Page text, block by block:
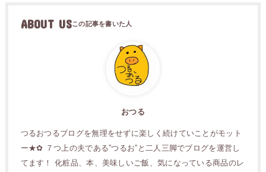
ABOUT US
おつる
つるおつるブログを無理をせずに楽しく続けていことがモット
ー★✿ ７つ上の夫である”つるお”と二人三脚でブログを運営し
てます！ 化粧品、本、美味しいご飯、気になっている商品のレ